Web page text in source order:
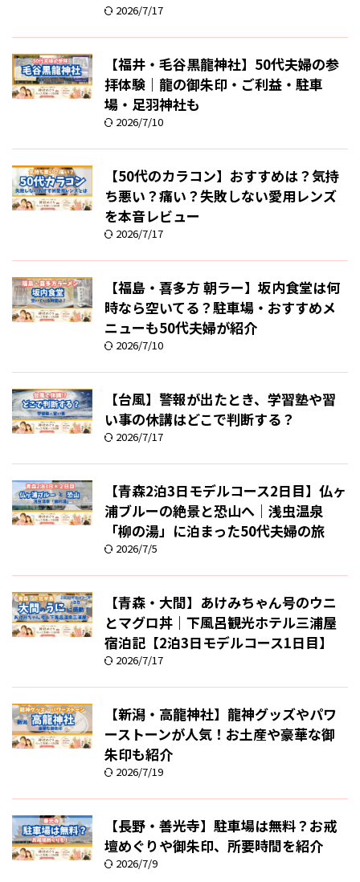
2026/7/17
【福井・毛谷黒龍神社】50代夫婦の参
拝体験｜龍の御朱印・ご利益・駐車
場・足羽神社も
2026/7/10
【50代のカラコン】おすすめは？気持
ち悪い？痛い？失敗しない愛用レンズ
を本音レビュー
2026/7/17
【福島・喜多方 朝ラー】坂内食堂は何
時なら空いてる？駐車場・おすすめメ
ニューも50代夫婦が紹介
2026/7/10
【台風】警報が出たとき、学習塾や習
い事の休講はどこで判断する？
2026/7/17
【青森2泊3日モデルコース2日目】仏ヶ
浦ブルーの絶景と恐山へ｜浅虫温泉
「柳の湯」に泊まった50代夫婦の旅
2026/7/5
【青森・大間】あけみちゃん号のウニ
とマグロ丼｜下風呂観光ホテル三浦屋
宿泊記【2泊3日モデルコース1日目】
2026/7/17
【新潟・高龍神社】龍神グッズやパワ
ーストーンが人気！お土産や豪華な御
朱印も紹介
2026/7/19
【長野・善光寺】駐車場は無料？お戒
壇めぐりや御朱印、所要時間を紹介
2026/7/9